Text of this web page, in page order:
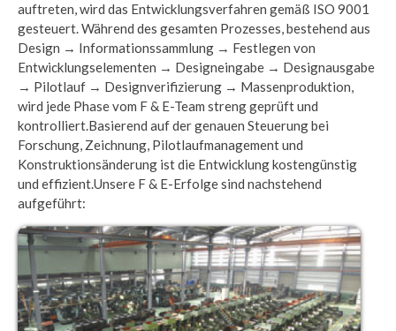
auftreten, wird das Entwicklungsverfahren gemäß ISO 9001
gesteuert. Während des gesamten Prozesses, bestehend aus
Design → Informationssammlung → Festlegen von
Entwicklungselementen → Designeingabe → Designausgabe
→ Pilotlauf → Designverifizierung → Massenproduktion,
wird jede Phase vom F & E-Team streng geprüft und
kontrolliert.Basierend auf der genauen Steuerung bei
Forschung, Zeichnung, Pilotlaufmanagement und
Konstruktionsänderung ist die Entwicklung kostengünstig
und effizient.Unsere F & E-Erfolge sind nachstehend
aufgeführt:​